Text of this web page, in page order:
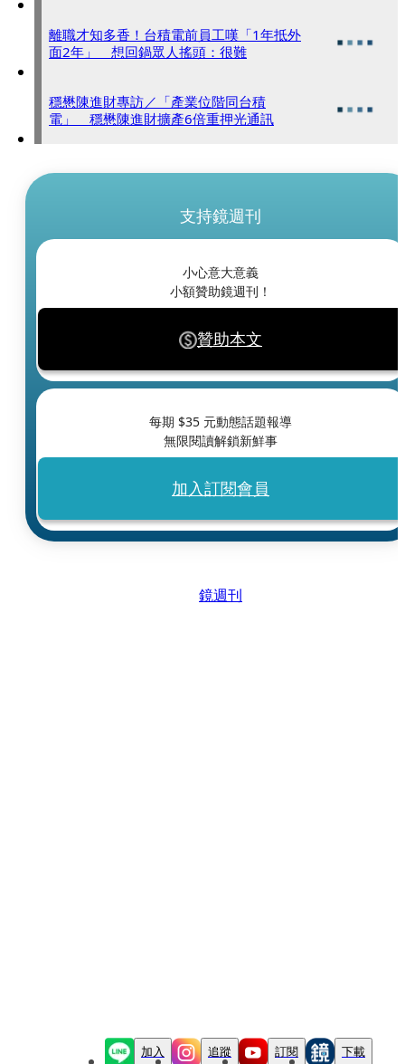
離職才知多香！台積電前員工嘆「1年抵外
面2年」 想回鍋眾人搖頭：很難
穩懋陳進財專訪／「產業位階同台積
電」 穩懋陳進財擴產6倍重押光通訊
支持鏡週刊
小心意大意義
小額贊助鏡週刊！
贊助本文
每期 $35 元動態話題報導
無限閱讀解鎖新鮮事
加入訂閱會員
鏡週刊
加入 追蹤 訂閱 下載